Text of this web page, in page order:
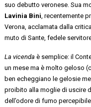
suo debutto veronese. Sua
Lavinia Bini , recentemente
Verona, acclamata dalla
muto di Sante, fedele
La vicenda è semplice: il
un mese ma è molto geloso
ben echeggiano le gelosie
proibito alla moglie di uscire
dell’odore di fumo